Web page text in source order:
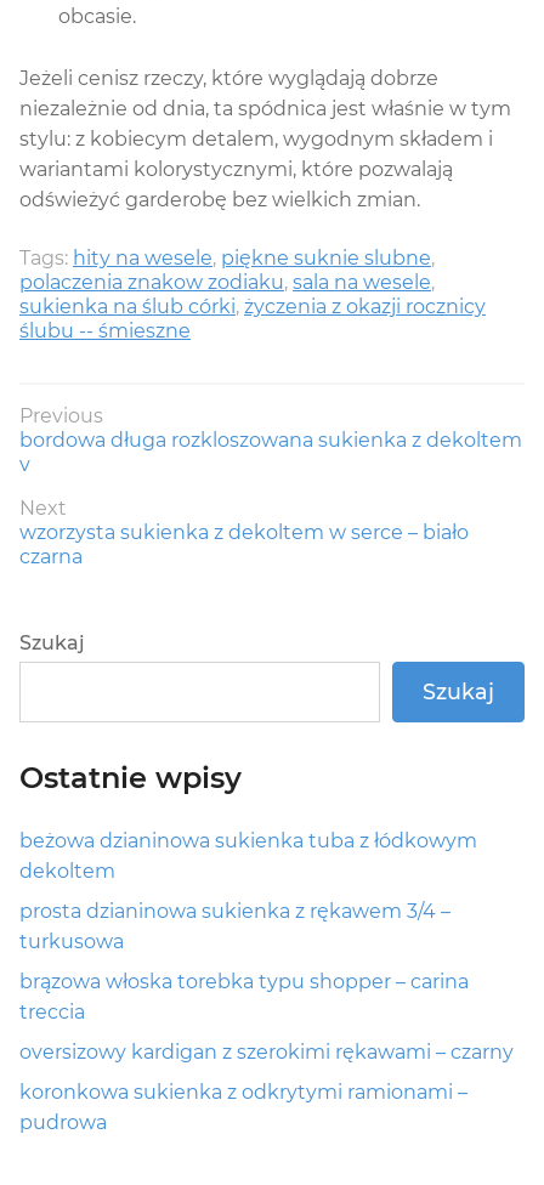
obcasie.
Jeżeli cenisz rzeczy, które wyglądają dobrze
niezależnie od dnia, ta spódnica jest właśnie w tym
stylu: z kobiecym detalem, wygodnym składem i
wariantami kolorystycznymi, które pozwalają
odświeżyć garderobę bez wielkich zmian.
Tags: hity na wesele, piękne suknie slubne,
polaczenia znakow zodiaku, sala na wesele,
sukienka na ślub córki, życzenia z okazji rocznicy
ślubu -- śmieszne
Nawigacja
wpisu
Previous
Previous
post:
bordowa długa rozkloszowana sukienka z dekoltem
v
Next
Next
post:
wzorzysta sukienka z dekoltem w serce – biało
czarna
Szukaj
Szukaj
Ostatnie wpisy
beżowa dzianinowa sukienka tuba z łódkowym
dekoltem
prosta dzianinowa sukienka z rękawem 3/4 –
turkusowa
brązowa włoska torebka typu shopper – carina
treccia
oversizowy kardigan z szerokimi rękawami – czarny
koronkowa sukienka z odkrytymi ramionami –
pudrowa